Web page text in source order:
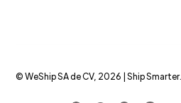
© WeShip SA de CV, 2026 | Ship Smarter.